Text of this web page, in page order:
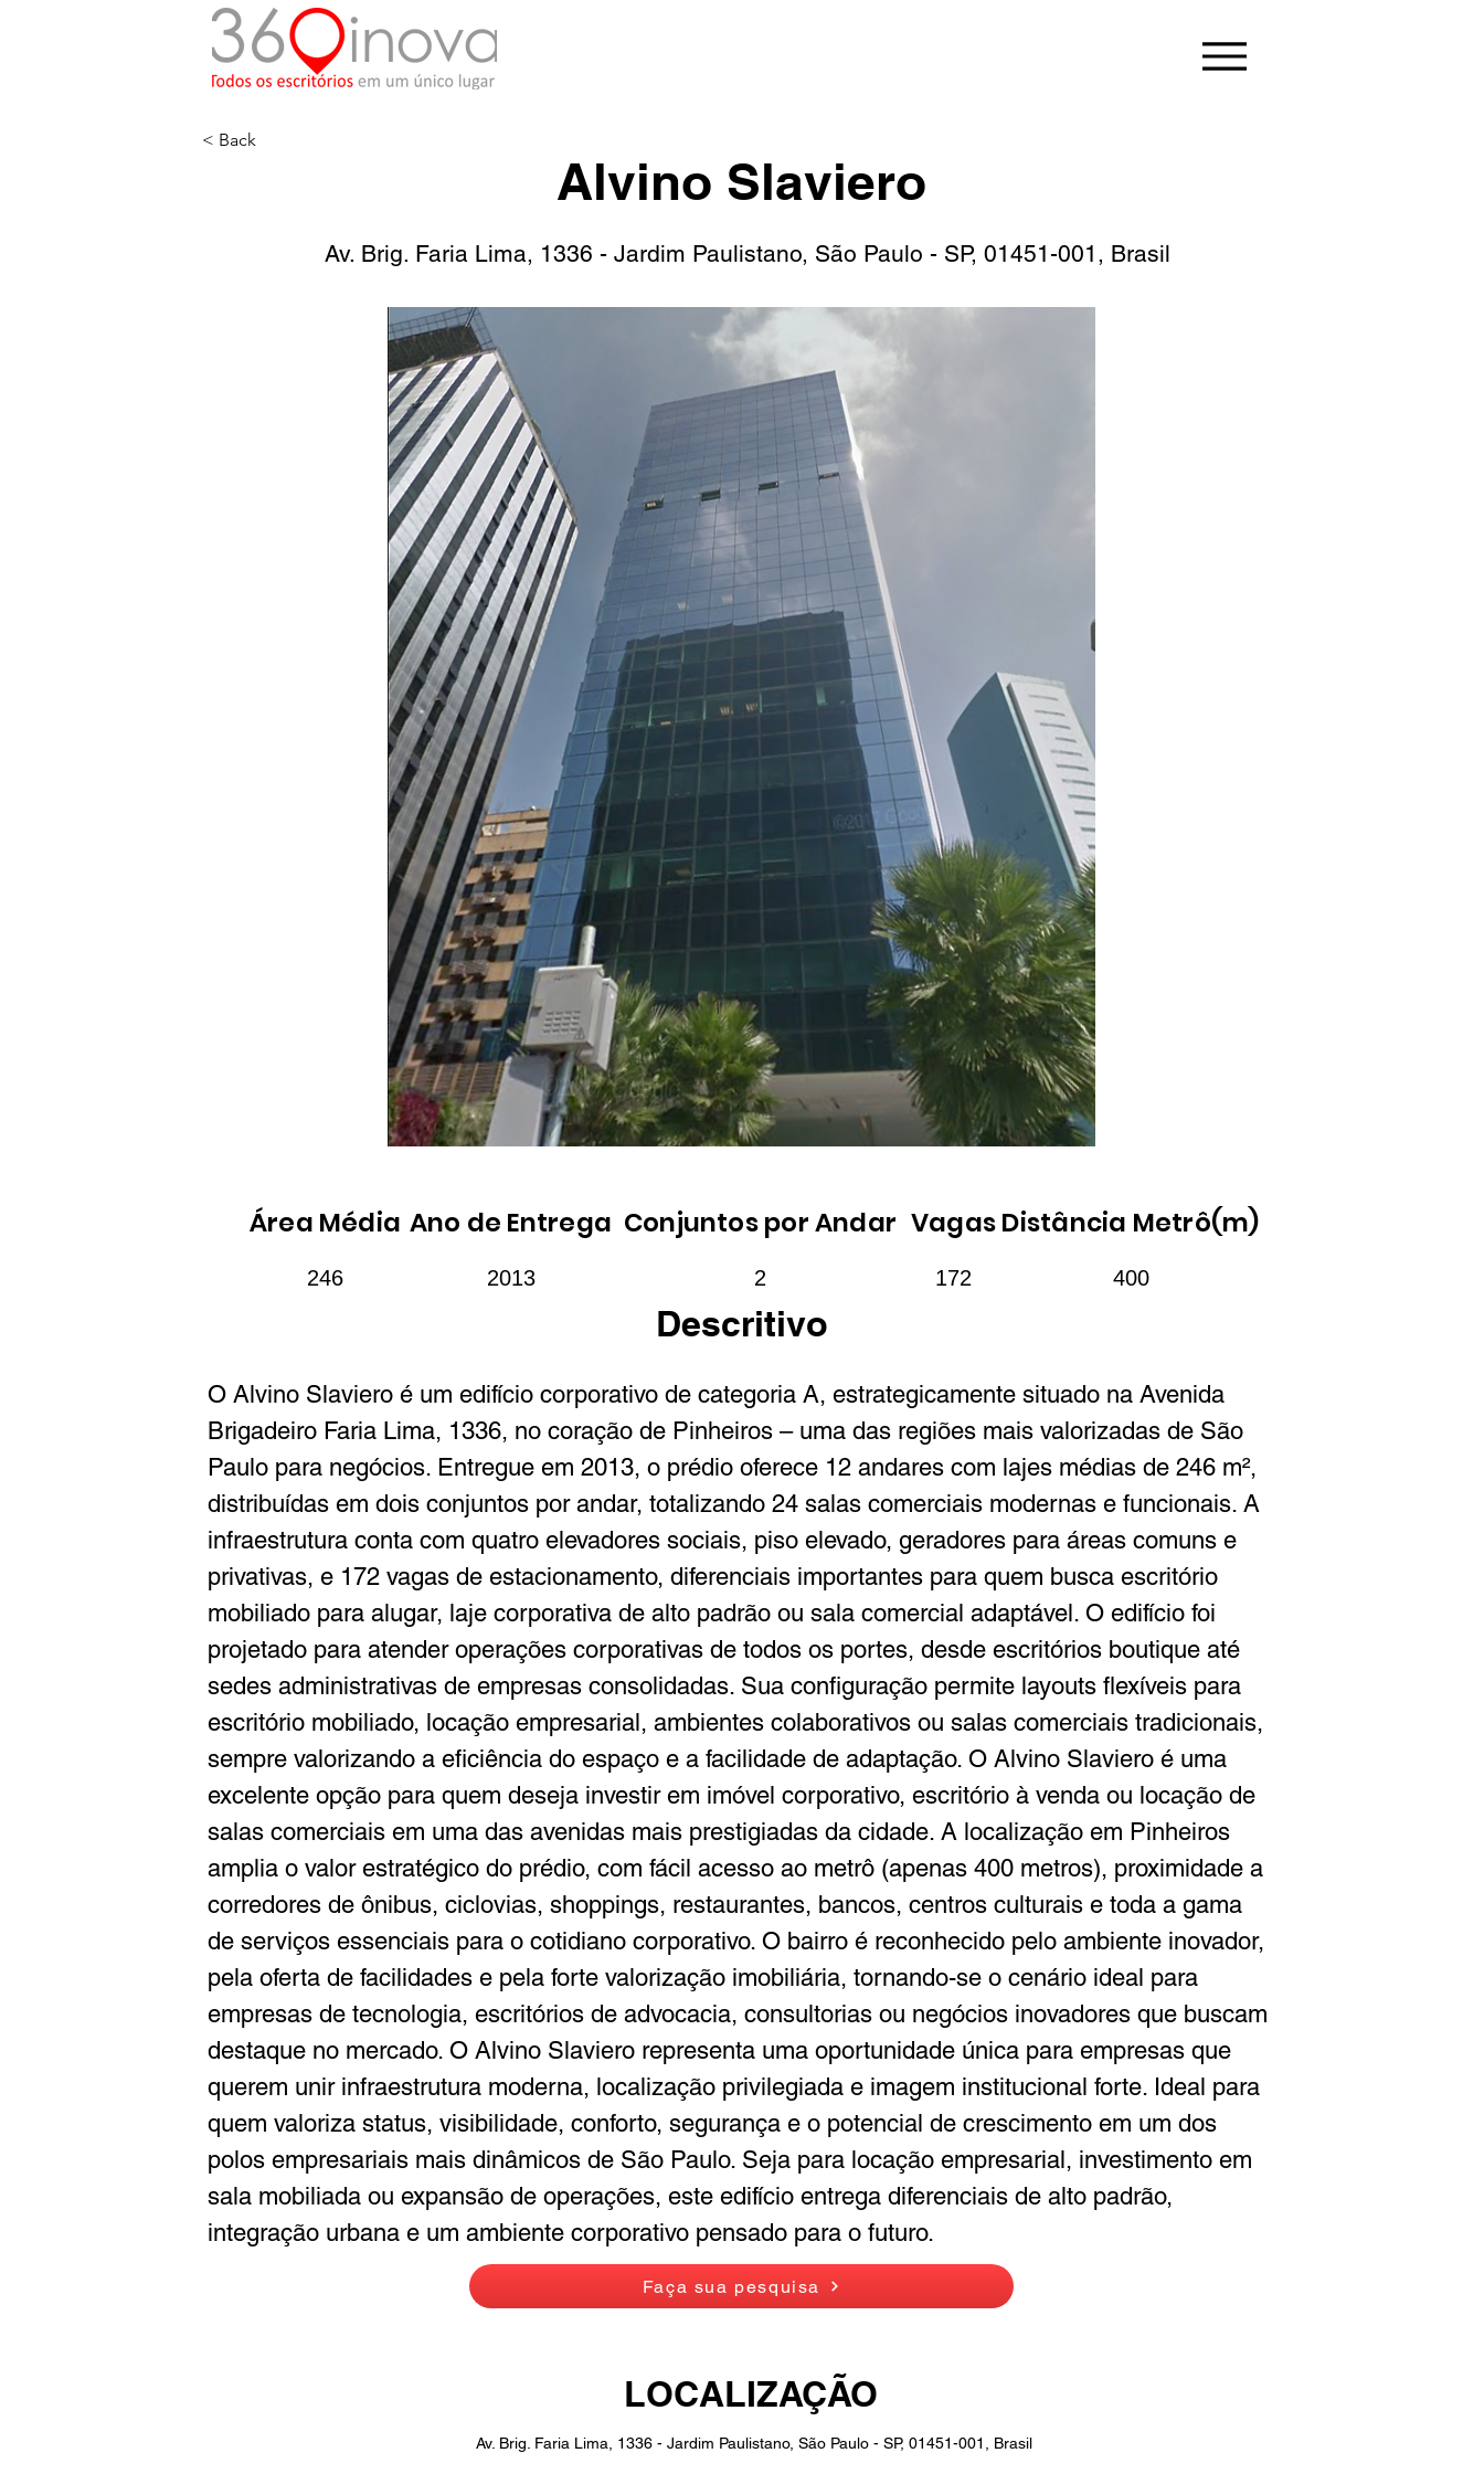
< Back
Alvino Slaviero
Av. Brig. Faria Lima, 1336 - Jardim Paulistano, São Paulo - SP, 01451-001, Brasil
Área Média Ano de Entrega Conjuntos por Andar VagasDistância Metrô(m)
246 2013 2 172 400
Descritivo
O Alvino Slaviero é um edifício corporativo de categoria A, estrategicamente situado na Avenida
Brigadeiro Faria Lima, 1336, no coração de Pinheiros – uma das regiões mais valorizadas de São
Paulo para negócios. Entregue em 2013, o prédio oferece 12 andares com lajes médias de 246 m²,
distribuídas em dois conjuntos por andar, totalizando 24 salas comerciais modernas e funcionais. A
infraestrutura conta com quatro elevadores sociais, piso elevado, geradores para áreas comuns e
privativas, e 172 vagas de estacionamento, diferenciais importantes para quem busca escritório
mobiliado para alugar, laje corporativa de alto padrão ou sala comercial adaptável. O edifício foi
projetado para atender operações corporativas de todos os portes, desde escritórios boutique até
sedes administrativas de empresas consolidadas. Sua configuração permite layouts flexíveis para
escritório mobiliado, locação empresarial, ambientes colaborativos ou salas comerciais tradicionais,
sempre valorizando a eficiência do espaço e a facilidade de adaptação. O Alvino Slaviero é uma
excelente opção para quem deseja investir em imóvel corporativo, escritório à venda ou locação de
salas comerciais em uma das avenidas mais prestigiadas da cidade. A localização em Pinheiros
amplia o valor estratégico do prédio, com fácil acesso ao metrô (apenas 400 metros), proximidade a
corredores de ônibus, ciclovias, shoppings, restaurantes, bancos, centros culturais e toda a gama
de serviços essenciais para o cotidiano corporativo. O bairro é reconhecido pelo ambiente inovador,
pela oferta de facilidades e pela forte valorização imobiliária, tornando-se o cenário ideal para
empresas de tecnologia, escritórios de advocacia, consultorias ou negócios inovadores que buscam
destaque no mercado. O Alvino Slaviero representa uma oportunidade única para empresas que
querem unir infraestrutura moderna, localização privilegiada e imagem institucional forte. Ideal para
quem valoriza status, visibilidade, conforto, segurança e o potencial de crescimento em um dos
polos empresariais mais dinâmicos de São Paulo. Seja para locação empresarial, investimento em
sala mobiliada ou expansão de operações, este edifício entrega diferenciais de alto padrão,
integração urbana e um ambiente corporativo pensado para o futuro.
Faça sua pesquisa
LOCALIZAÇÃO
Av. Brig. Faria Lima, 1336 - Jardim Paulistano, São Paulo - SP, 01451-001, Brasil